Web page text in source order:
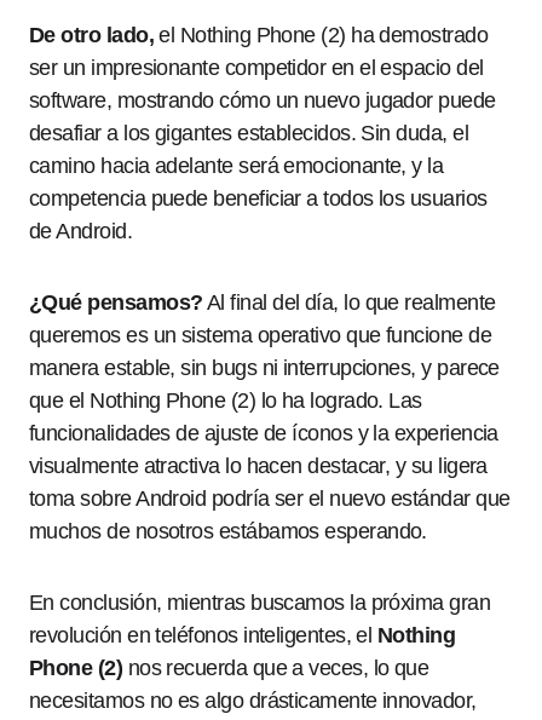
De otro lado,el Nothing Phone (2) ha demostrado
ser un impresionante competidor en el espacio del
software, mostrando cómo un nuevo jugador puede
desafiar a los gigantes establecidos. Sin duda, el
camino hacia adelante será emocionante, y la
competencia puede beneficiar a todos los usuarios
de Android.
¿Qué pensamos? Al final del día, lo que realmente
queremos es un sistema operativo que funcione de
manera estable, sin bugs ni interrupciones, y parece
que el Nothing Phone (2) lo ha logrado. Las
funcionalidades de ajuste de íconos y la experiencia
visualmente atractiva lo hacen destacar, y su ligera
toma sobre Android podría ser el nuevo estándar que
muchos de nosotros estábamos esperando.
En conclusión, mientras buscamos la próxima gran
revolución en teléfonos inteligentes, el Nothing
Phone (2) nos recuerda que a veces, lo que
necesitamos no es algo drásticamente innovador,